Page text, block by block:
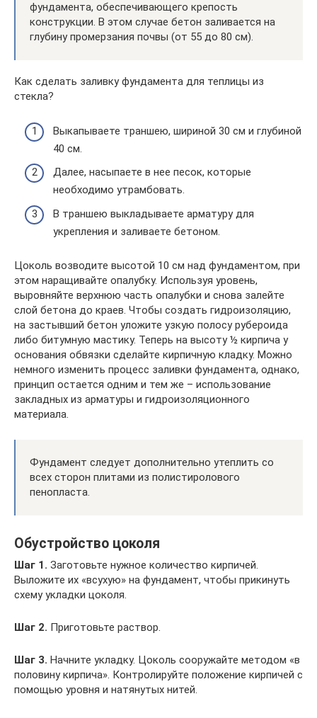
фундамента, обеспечивающего крепость
конструкции. В этом случае бетон заливается на
глубину промерзания почвы (от 55 до 80 см).
Как сделать заливку фундамента для теплицы из
стекла?
Выкапываете траншею, шириной 30 см и глубиной
40 см.
Далее, насыпаете в нее песок, которые
необходимо утрамбовать.
В траншею выкладываете арматуру для
укрепления и заливаете бетоном.
Цоколь возводите высотой 10 см над фундаментом, при
этом наращивайте опалубку. Используя уровень,
выровняйте верхнюю часть опалубки и снова залейте
слой бетона до краев. Чтобы создать гидроизоляцию,
на застывший бетон уложите узкую полосу рубероида
либо битумную мастику. Теперь на высоту ½ кирпича у
основания обвязки сделайте кирпичную кладку. Можно
немного изменить процесс заливки фундамента, однако,
принцип остается одним и тем же – использование
закладных из арматуры и гидроизоляционного
материала.
Фундамент следует дополнительно утеплить со
всех сторон плитами из полистиролового
пенопласта.
Обустройство цоколя
Шаг 1. Заготовьте нужное количество кирпичей.
Выложите их «всухую» на фундамент, чтобы прикинуть
схему укладки цоколя.
Шаг 2. Приготовьте раствор.
Шаг 3. Начните укладку. Цоколь сооружайте методом «в
половину кирпича». Контролируйте положение кирпичей с
помощью уровня и натянутых нитей.